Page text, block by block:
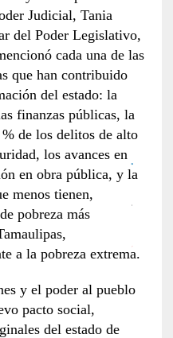
Judicial, Tania
del Poder Legislativo,
cada una de las
que han contribuido
del estado: la
finanzas públicas, la
de los delitos de alto
los avances en
en obra pública, y la
menos tienen,
pobreza más
a la pobreza extrema.
y el poder al pueblo
pacto social,
del estado de